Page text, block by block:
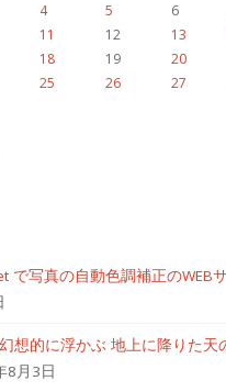
比
較・
4 5 6
11 12 13
18 19 20
25 26 27
で写真の自動色調補正のWEB
想的に浮かぶ 地上に降りた天
8月3日